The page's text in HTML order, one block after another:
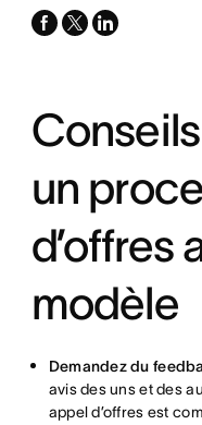
facebook
x-
linkedin
un
d’offres
modèle
Demandez du
avis des uns et des
appel d’offres est